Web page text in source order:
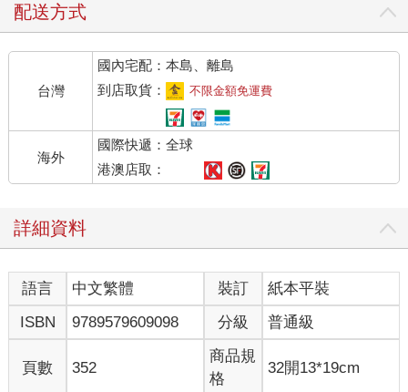
配送方式
台灣
國內宅配：本島、離島
到店取貨：
不限金額免運費
海外
國際快遞：全球
港澳店取：
詳細資料
語言 中文繁體 裝訂
紙本平裝
ISBN
9789579609098 分級 普通級
頁數 352
商品規
格
32開13*19cm